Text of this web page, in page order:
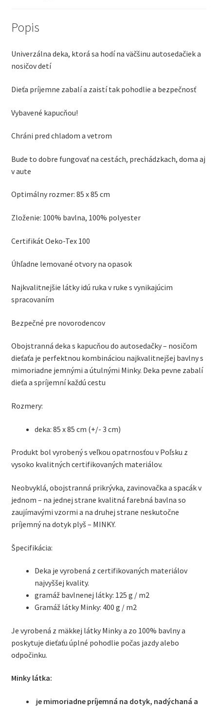
Popis
Univerzálna deka, ktorá sa hodí na väčšinu autosedačiek a
nosičov detí
Dieťa príjemne zabalí a zaistí tak pohodlie a bezpečnosť
Vybavené kapucňou!
Chráni pred chladom a vetrom
Bude to dobre fungovať na cestách, prechádzkach, doma aj
v aute
Optimálny rozmer: 85 x 85 cm
Zloženie: 100% bavlna, 100% polyester
Certifikát Oeko-Tex 100
Úhľadne lemované otvory na opasok
Najkvalitnejšie látky idú ruka v ruke s vynikajúcim
spracovaním
Bezpečné pre novorodencov
Obojstranná deka s kapucňou do autosedačky – nosičom
dieťaťa je perfektnou kombináciou najkvalitnejšej bavlny s
mimoriadne jemnými a útulnými Minky. Deka pevne zabalí
dieťa a spríjemní každú cestu
Rozmery:
deka: 85 x 85 cm (+/- 3 cm)
Produkt bol vyrobený s veľkou opatrnosťou v Poľsku z
vysoko kvalitných certifikovaných materiálov.
Neobvyklá, obojstranná prikrývka, zavinovačka a spacák v
jednom – na jednej strane kvalitná farebná bavlna so
zaujímavými vzormi a na druhej strane neskutočne
príjemný na dotyk plyš – MINKY.
Špecifikácia:
Deka je vyrobená z certifikovaných materiálov
najvyššej kvality.
gramáž bavlnenej látky: 125 g / m2
Gramáž látky Minky: 400 g / m2
Je vyrobená z mäkkej látky Minky a zo 100% bavlny a
poskytuje dieťaťu úplné pohodlie počas jazdy alebo
odpočinku.
Minky látka:
je mimoriadne príjemná na dotyk, nadýchaná a